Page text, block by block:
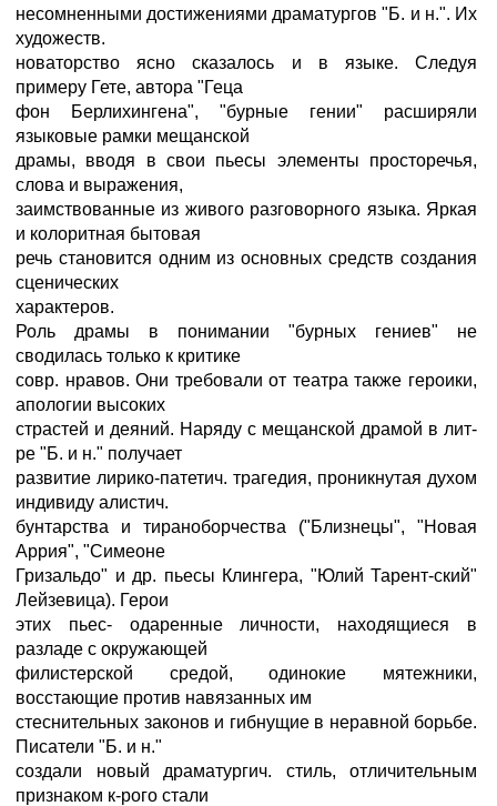
несомненными достижениями драматургов "Б. и н.". Их
художеств.
новаторство ясно сказалось и в языке. Следуя
примеру Гете, автора "Геца
фон Берлихингена", "бурные гении" расширяли
языковые рамки мещанской
драмы, вводя в свои пьесы элементы просторечья,
слова и выражения,
заимствованные из живого разговорного языка. Яркая
и колоритная бытовая
речь становится одним из основных средств создания
сценических
характеров.
Роль драмы в понимании "бурных гениев" не
сводилась только к критике
совр. нравов. Они требовали от театра также героики,
апологии высоких
страстей и деяний. Наряду с мещанской драмой в лит-
ре "Б. и н." получает
развитие лирико-патетич. трагедия, проникнутая духом
индивиду алистич.
бунтарства и тираноборчества ("Близнецы", "Новая
Аррия", "Симеоне
Гризальдо" и др. пьесы Клингера, "Юлий Тарент-ский"
Лейзевица). Герои
этих пьес- одаренные личности, находящиеся в
разладе с окружающей
филистерской средой, одинокие мятежники,
восстающие против навязанных им
стеснительных законов и гибнущие в неравной борьбе.
Писатели "Б. и н."
создали новый драматургич. стиль, отличительным
признаком к-рого стали